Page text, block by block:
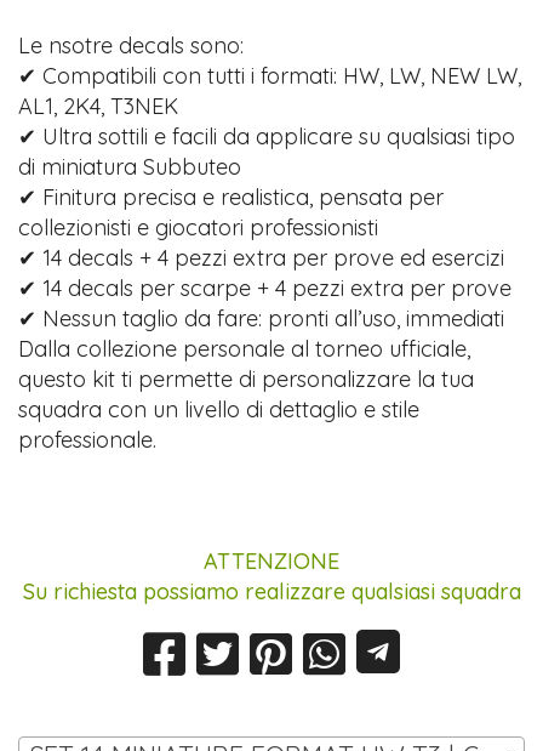
Le nsotre decals sono:
✔ Compatibili con tutti i formati: HW, LW, NEW LW,
AL1, 2K4, T3NEK
✔ Ultra sottili e facili da applicare su qualsiasi tipo
di miniatura Subbuteo
✔ Finitura precisa e realistica, pensata per
collezionisti e giocatori professionisti
✔ 14 decals + 4 pezzi extra per prove ed esercizi
✔ 14 decals per scarpe + 4 pezzi extra per prove
✔ Nessun taglio da fare: pronti all’uso, immediati
Dalla collezione personale al torneo ufficiale,
questo kit ti permette di personalizzare la tua
squadra con un livello di dettaglio e stile
professionale.
ATTENZIONE
Su richiesta possiamo realizzare qualsiasi squadra